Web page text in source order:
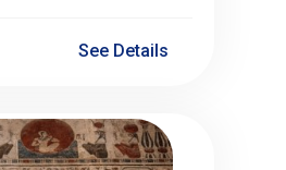
See Details